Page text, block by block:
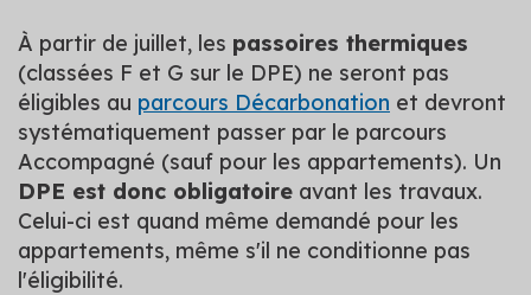
À partir de juillet, les passoires thermiques
(classées F et G sur le DPE) ne seront pas
éligibles au parcours Décarbonation et devront
systématiquement passer par le parcours
Accompagné (sauf pour les appartements). Un
DPE est donc obligatoire avant les travaux.
Celui-ci est quand même demandé pour les
appartements, même s'il ne conditionne pas
l'éligibilité.